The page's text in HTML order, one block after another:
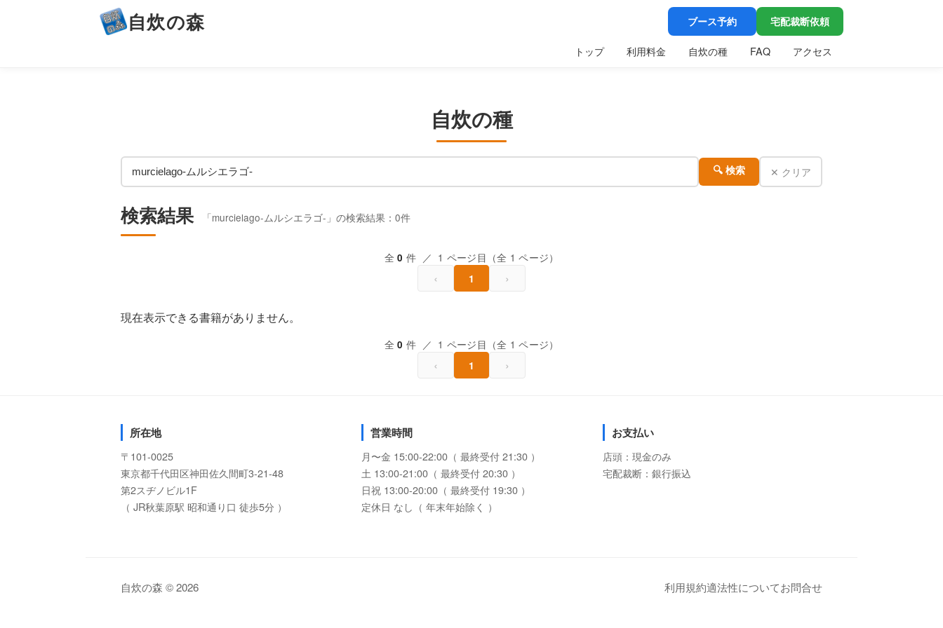
自炊の森 ブース予約 宅配裁断依頼
トップ 利用料金 自炊の種 FAQ アクセス
自炊の種
🔍 検索 ✕ クリア
検索結果 「murcielago-ムルシエラゴ-」の検索結果：0件
全0 件 ／ 1 ページ目（全 1 ページ）
‹ 1 ›
現在表示できる書籍がありません。
全0 件 ／ 1 ページ目（全 1 ページ）
‹ 1 ›
所在地
〒101-0025
東京都千代田区神田佐久間町3-21-48
第2スヂノビル1F
（ JR秋葉原駅 昭和通り口 徒歩5分 ）
営業時間
月〜金 15:00-22:00（ 最終受付 21:30 ）
土 13:00-21:00（ 最終受付 20:30 ）
日祝 13:00-20:00（ 最終受付 19:30 ）
定休日 なし（ 年末年始除く ）
お支払い
店頭：現金のみ
宅配裁断：銀行振込
自炊の森 © 2026 利用規約適法性についてお問合せ